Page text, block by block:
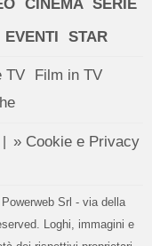
CINEMA SERIE
EVENTI STAR
TV
Film in TV
» Cookie e Privacy
Srl - via della
Loghi, immagini e